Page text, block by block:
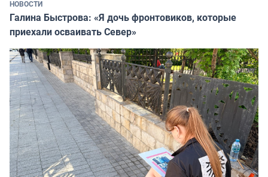
НОВОСТИ
Галина Быстрова: «Я дочь фронтовиков, которые
приехали осваивать Север»